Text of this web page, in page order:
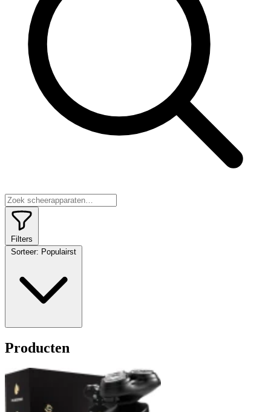
Filters
Sorteer: Populairst
Producten